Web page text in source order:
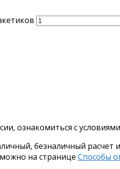
ознакомиться с
безналичный расчет
на странице Способы